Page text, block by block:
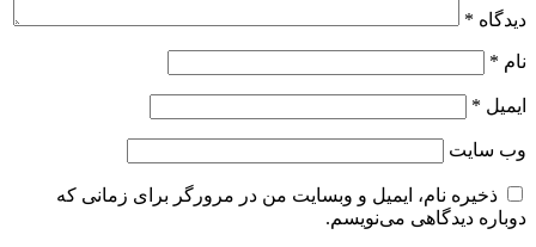
دیدگاه *
نام *
ایمیل *
وب‌ سایت
ذخیره نام، ایمیل و وبسایت من در مرورگر برای زمانی که
دوباره دیدگاهی می‌نویسم.